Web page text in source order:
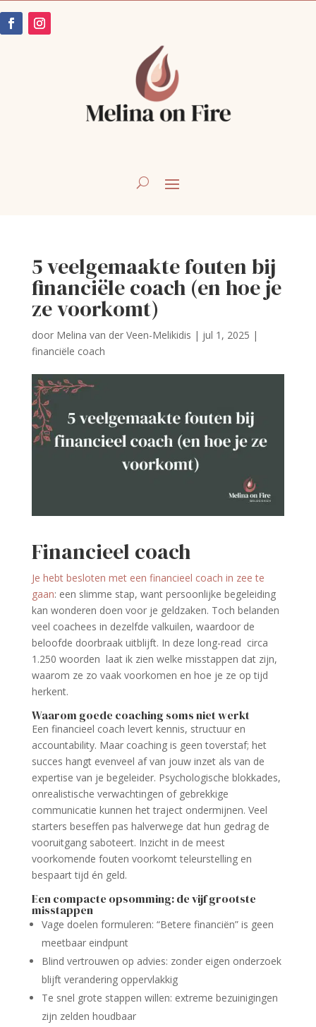
5 veelgemaakte fouten bij
financiële coach (en hoe je
ze voorkomt)
door Melina van der Veen-Melikidis | jul 1, 2025 |
financiële coach
Financieel coach
Je hebt besloten met een financieel coach in zee te
gaan: een slimme stap, want persoonlijke begeleiding
kan wonderen doen voor je geldzaken. Toch belanden
veel coachees in dezelfde valkuilen, waardoor de
beloofde doorbraak uitblijft. In deze long-read circa
1.250 woorden laat ik zien welke misstappen dat zijn,
waarom ze zo vaak voorkomen en hoe je ze op tijd
herkent.
Waarom goede coaching soms niet werkt
Een financieel coach levert kennis, structuur en
accountability. Maar coaching is geen toverstaf; het
succes hangt evenveel af van jouw inzet als van de
expertise van je begeleider. Psychologische blokkades,
onrealistische verwachtingen of gebrekkige
communicatie kunnen het traject ondermijnen. Veel
starters beseffen pas halverwege dat hun gedrag de
vooruitgang saboteert. Inzicht in de meest
voorkomende fouten voorkomt teleurstelling en
bespaart tijd én geld.
Een compacte opsomming: de vijf grootste
misstappen
Vage doelen formuleren: “Betere financiën” is geen
meetbaar eindpunt
Blind vertrouwen op advies: zonder eigen onderzoek
blijft verandering oppervlakkig
Te snel grote stappen willen: extreme bezuinigingen
zijn zelden houdbaar